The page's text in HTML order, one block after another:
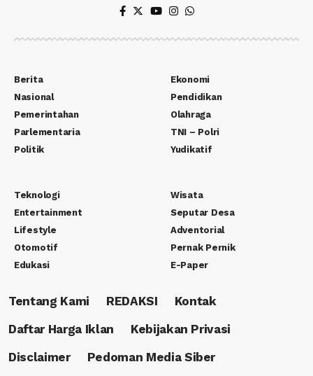
Berita
Nasional
Pemerintahan
Parlementaria
Politik
Ekonomi
Pendidikan
Olahraga
TNI – Polri
Yudikatif
Teknologi
Entertainment
Lifestyle
Otomotif
Edukasi
Wisata
Seputar Desa
Adventorial
Pernak Pernik
E-Paper
Tentang Kami REDAKSI
Kontak
Daftar Harga Iklan
Kebijakan Privasi
Disclaimer
Pedoman Media Siber